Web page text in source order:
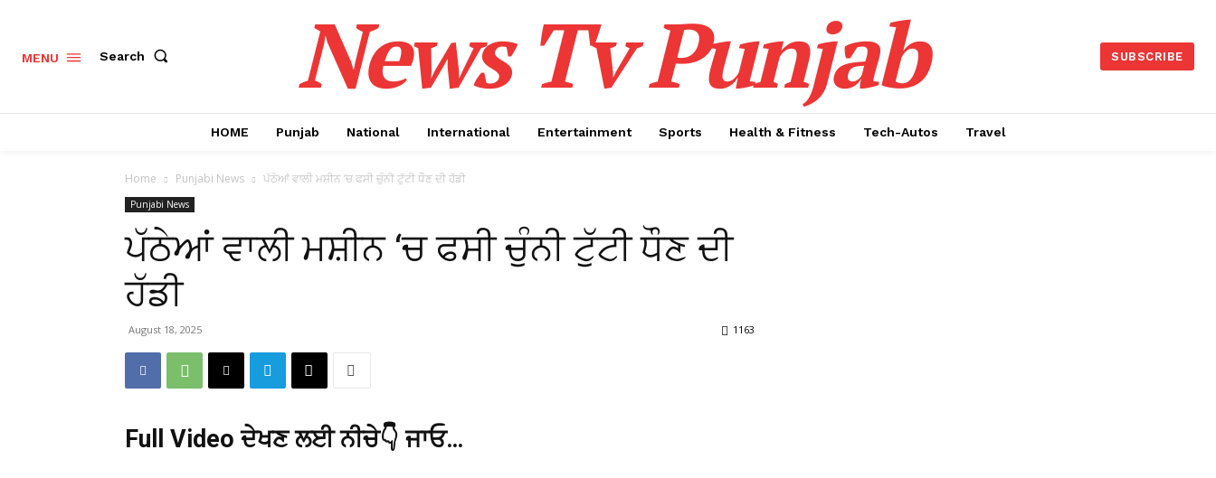
MENU Search News Tv Punjab SUBSCRIBE
HOME Punjab National International Entertainment Sports Health & Fitness Tech-Autos Travel
Home Punjabi News ਪੱਠੇਆਂ ਵਾਲੀ ਮਸ਼ੀਨ ‘ਚ ਫਸੀ ਚੁੰਨੀ ਟੁੱਟੀ ਧੌਣ ਦੀ ਹੱਡੀ
Punjabi News
ਪੱਠੇਆਂ ਵਾਲੀ ਮਸ਼ੀਨ ‘ਚ ਫਸੀ ਚੁੰਨੀ ਟੁੱਟੀ ਧੌਣ ਦੀ
ਹੱਡੀ
August 18, 2025 1163
Full Video ਦੇਖਣ ਲਈ ਨੀਚੇ👇 ਜਾਓ…